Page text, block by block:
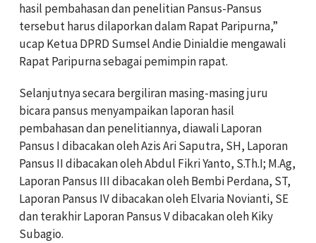
hasil pembahasan dan penelitian Pansus-Pansus
tersebut harus dilaporkan dalam Rapat Paripurna,”
ucap Ketua DPRD Sumsel Andie Dinialdie mengawali
Rapat Paripurna sebagai pemimpin rapat.
Selanjutnya secara bergiliran masing-masing juru
bicara pansus menyampaikan laporan hasil
pembahasan dan penelitiannya, diawali Laporan
Pansus I dibacakan oleh Azis Ari Saputra, SH, Laporan
Pansus II dibacakan oleh Abdul Fikri Yanto, S.Th.I; M.Ag,
Laporan Pansus III dibacakan oleh Bembi Perdana, ST,
Laporan Pansus IV dibacakan oleh Elvaria Novianti, SE
dan terakhir Laporan Pansus V dibacakan oleh Kiky
Subagio.